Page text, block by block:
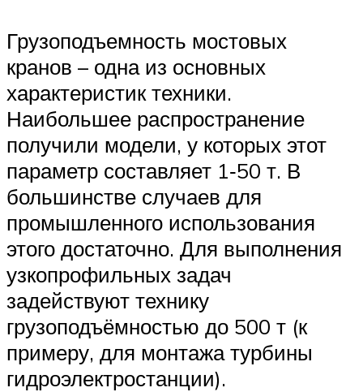
Грузоподъемность мостовых
кранов – одна из основных
характеристик техники.
Наибольшее распространение
получили модели, у которых этот
параметр составляет 1‑50 т. В
большинстве случаев для
промышленного использования
этого достаточно. Для выполнения
узкопрофильных задач
задействуют технику
грузоподъёмностью до 500 т (к
примеру, для монтажа турбины
гидроэлектростанции).